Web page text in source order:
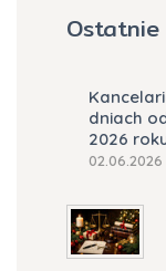
Ostatnie
dniach
2026
02.06.2026